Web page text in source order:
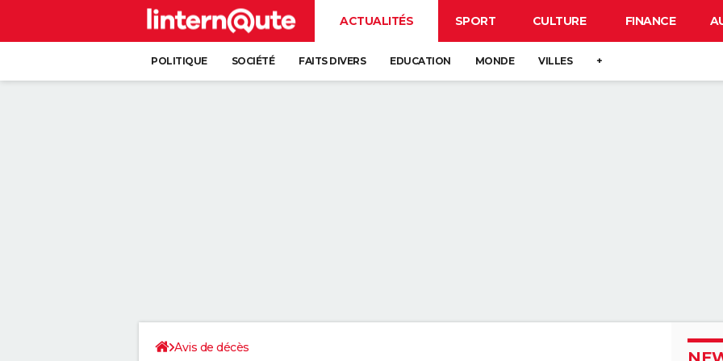
ACTUALITÉS SPORT CULTURE FINANCE
POLITIQUE SOCIÉTÉ FAITS DIVERS EDUCATION MONDE VILLES +
Avis de décès